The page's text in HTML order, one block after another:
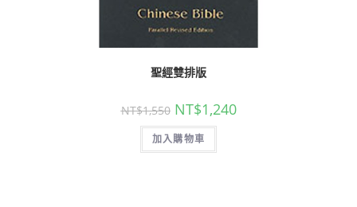
聖經雙排版
NT$1,550 NT$1,240
加入購物車